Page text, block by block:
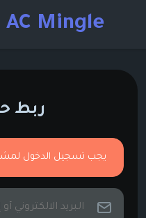
AC Mingle
ربط
يجب تسجيل الدخول